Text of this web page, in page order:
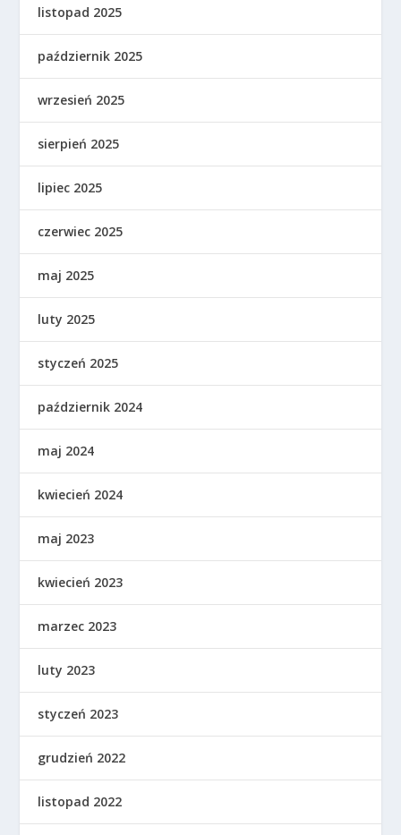
listopad 2025
październik 2025
wrzesień 2025
sierpień 2025
lipiec 2025
czerwiec 2025
maj 2025
luty 2025
styczeń 2025
październik 2024
maj 2024
kwiecień 2024
maj 2023
kwiecień 2023
marzec 2023
luty 2023
styczeń 2023
grudzień 2022
listopad 2022